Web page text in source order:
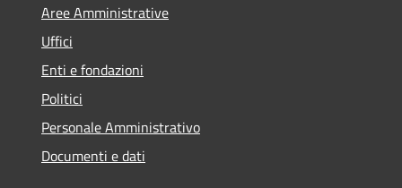
Aree Amministrative
Uffici
Enti e fondazioni
Politici
Personale Amministrativo
Documenti e dati